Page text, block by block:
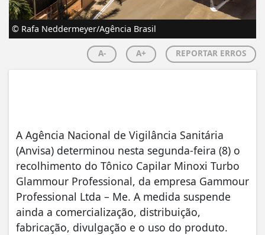
© Rafa Neddermeyer/Agência Brasil
A- A+ REPORTAR ERROS
A Agência Nacional de Vigilância Sanitária
(Anvisa) determinou nesta segunda-feira (8) o
recolhimento do Tônico Capilar Minoxi Turbo
Glammour Professional, da empresa Gammour
Professional Ltda – Me. A medida suspende
ainda a comercialização, distribuição,
fabricação, divulgação e o uso do produto.